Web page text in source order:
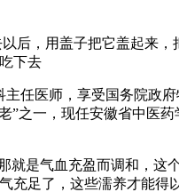
后，用盖子把它盖起来
下去
任医师，享受国务院政
之一，现任安徽省中医
是气血充盈而调和，
足了，这些濡养才能